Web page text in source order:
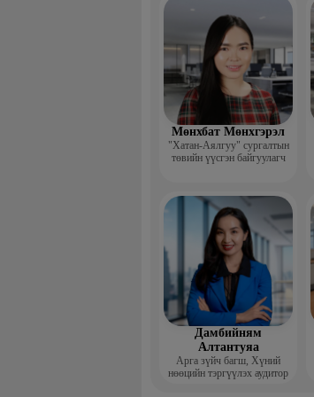
Мөнхбат Мөнхгэрэл
"Хатан-Аялгуу" сургалтын
төвийн үүсгэн байгуулагч
Дамбийням
Алтантуяа
Арга зүйч багш, Хүний
нөөцийн тэргүүлэх аудитор